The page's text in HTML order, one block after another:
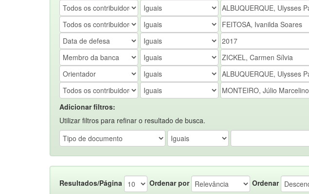
Adicionar filtros:
Utilizar filtros para refinar o resultado de busca.
Resultados/Página Ordenar por Ordenar